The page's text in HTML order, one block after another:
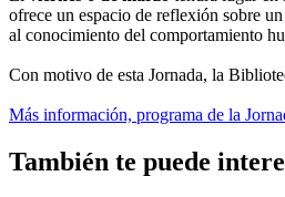
ofrece un espacio de reflexión sobre
al conocimiento del comportamiento
Con motivo de esta Jornada, la
Más información, programa de la
También te puede